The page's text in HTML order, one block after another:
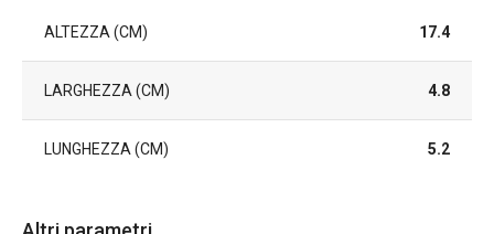
ALTEZZA (CM) 17.4
LARGHEZZA (CM) 4.8
LUNGHEZZA (CM) 5.2